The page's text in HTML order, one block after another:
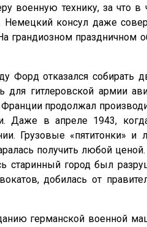
военную технику, за что
консул даже
грандиозном
Форд отказался собирать
гитлеровской армии
продолжал
Даже в апреле 1943,
Грузовые «пятитонки»
получить любой
город был
добилась от
германской военной